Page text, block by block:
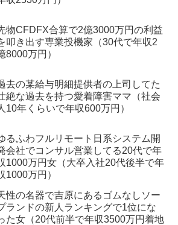
物CFDFX合算で2億3000万円の利益
叩き出す専業投機家（30代で年収2
8000万円）
去の某給与明細提供者の上司してた
絶な過去を持つ愛着障害ママ（社会
10年くらいで年収600万円）
るふわフルリモート日系システム開
会社でコンサル営業してる20代で年
1000万円女（大卒入社20代後半で年
1000万円）
性の名器で吉原にあるゴムなしソー
ランドの新人ランキングで1位にな
た女（20代前半で年収3500万円着地